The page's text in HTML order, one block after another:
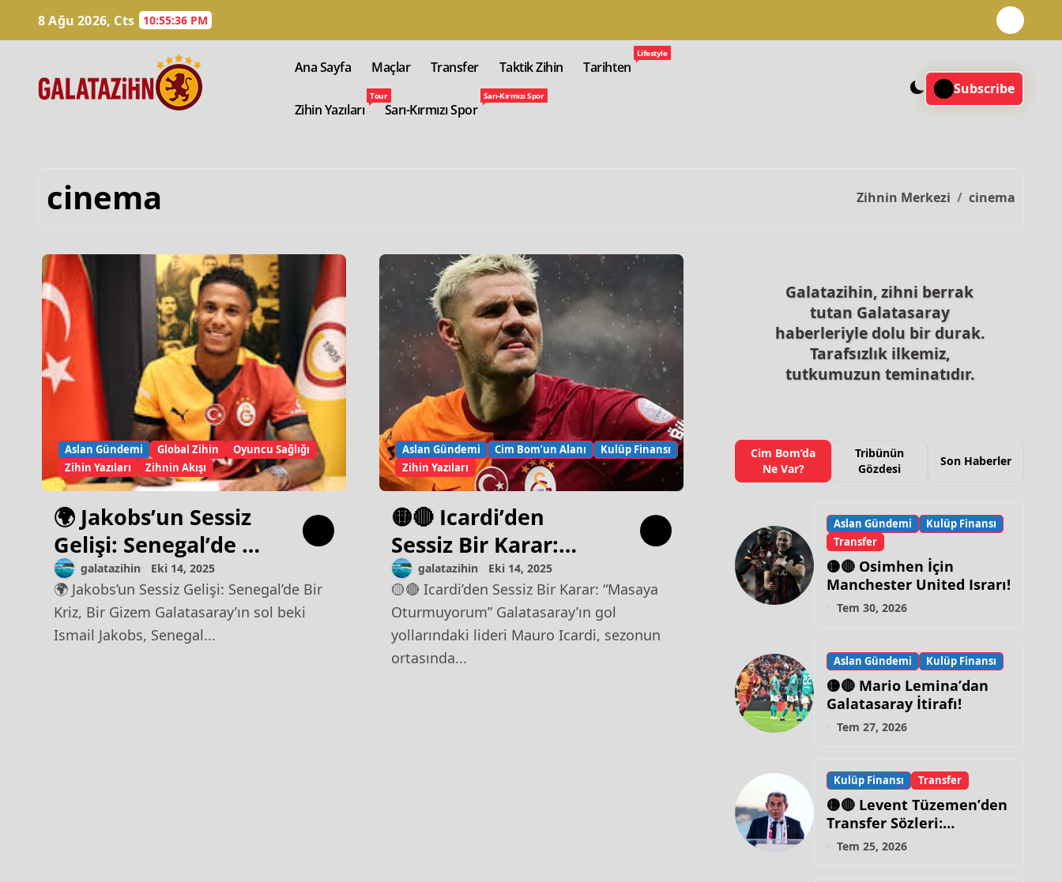
8 Ağu 2026, Cts 10:55:37 PM
Ana Sayfa Maçlar Transfer Taktik Zihin Tarihten
Lifestyle
Zihin Yazıları
Tour
Sarı-Kırmızı Spor
Sarı-Kırmızı Spor Subscribe
cinema Zihnin Merkezi cinema
Aslan Gündemi Global Zihin
Oyuncu Sağlığı
Zihin Yazıları
Zihnin Akışı
🌍 Jakobs’un Sessiz
Gelişi: Senegal’de Bir
Kriz, Bir Gizem
galatazihin Eki 14, 2025
🌍 Jakobs’un Sessiz Gelişi: Senegal’de Bir
Kriz, Bir Gizem Galatasaray’ın sol beki
Ismail Jakobs, Senegal...
Aslan Gündemi Cim Bom’un Alanı
Kulüp Finansı
Zihin Yazıları
🟡🔴 Icardi’den
Sessiz Bir Karar:
“Masaya
Oturmuyorum”
galatazihin Eki 14, 2025
🟡🔴 Icardi’den Sessiz Bir Karar: “Masaya
Oturmuyorum” Galatasaray’ın gol
yollarındaki lideri Mauro Icardi, sezonun
ortasında...
Galatazihin, zihni berrak
tutan Galatasaray
haberleriyle dolu bir durak.
Tarafsızlık ilkemiz,
tutkumuzun teminatıdır.
Cim Bom’da
Ne Var?
Tribünün
Gözdesi
Son Haberler
Aslan Gündemi
Kulüp Finansı
Transfer
🟡🔴 Osimhen İçin
Manchester United Israrı!
Tem 30, 2026
Aslan Gündemi Kulüp Finansı
🟡🔴 Mario Lemina’dan
Galatasaray İtirafı!
Tem 27, 2026
Kulüp Finansı Transfer
🟡🔴 Levent Tüzemen’den
Transfer Sözleri:
“Galatasaray’ın Zirve
Tem 25, 2026